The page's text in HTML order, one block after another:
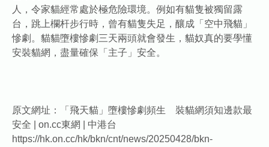
人，令家貓經常處於極危險環境。例如有貓隻被獨留露
台，跳上欄杆步行時，曾有貓隻失足，釀成「空中飛貓」
慘劇。貓貓墮樓慘劇三天兩頭就會發生，貓奴真的要學懂
安裝貓網，盡量確保「主子」安全。
原文網址：「飛天貓」墮樓慘劇頻生 裝貓網須知邊款最
安全 | on.cc東網 | 中港台
https://hk.on.cc/hk/bkn/cnt/news/20250428/bkn-